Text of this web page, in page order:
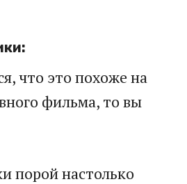
что это похоже на
фильма, то вы
порой настолько